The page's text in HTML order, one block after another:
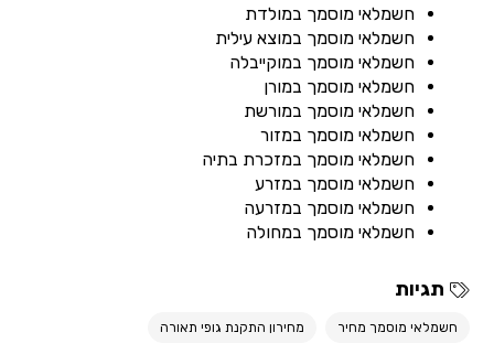
חשמלאי מוסמך במולדת
חשמלאי מוסמך במוצא עילית
חשמלאי מוסמך במוקייבלה
חשמלאי מוסמך במורן
חשמלאי מוסמך במורשת
חשמלאי מוסמך במזור
חשמלאי מוסמך במזכרת בתיה
חשמלאי מוסמך במזרע
חשמלאי מוסמך במזרעה
חשמלאי מוסמך במחולה
תגיות
חשמלאי מוסמך מחיר מחירון התקנת גופי תאורה